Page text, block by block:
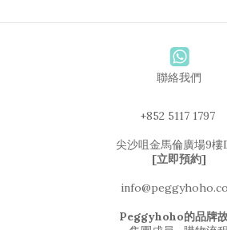
聯絡我們
+852 5117 1797
尖沙咀金馬倫廣場9樓
[立即預約]
Peggyhoho的品牌